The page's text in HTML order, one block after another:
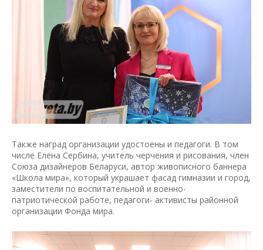
Также наград организации удостоены и педагоги. В том
числе Елена Сербина, учитель черчения и рисования, член
Союза дизайнеров Беларуси, автор живописного баннера
«Школа мира», который украшает фасад гимназии и город,
заместители по воспитательной и военно-
патриотической работе, педагоги- активисты районной
организации Фонда мира.